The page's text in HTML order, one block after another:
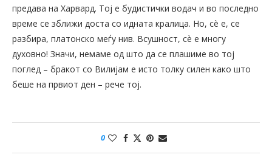
предава на Харвард. Тој е будистички водач и во последно
време се зближи доста со идната кралица. Но, сè е, се
разбира, платонско меѓу нив. Всушност, сè е многу
духовно! Значи, немаме од што да се плашиме во тој
поглед – бракот со Вилијам е исто толку силен како што
беше на првиот ден – рече тој.
0